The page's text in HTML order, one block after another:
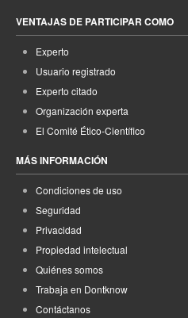
VENTAJAS DE PARTICIPAR COMO
Experto
Usuario registrado
Experto citado
Organización experta
El Comité Ético-Científico
MÁS INFORMACIÓN
Condiciones de uso
Seguridad
Privacidad
Propiedad intelectual
Quiénes somos
Trabaja en Dontknow
Contáctanos